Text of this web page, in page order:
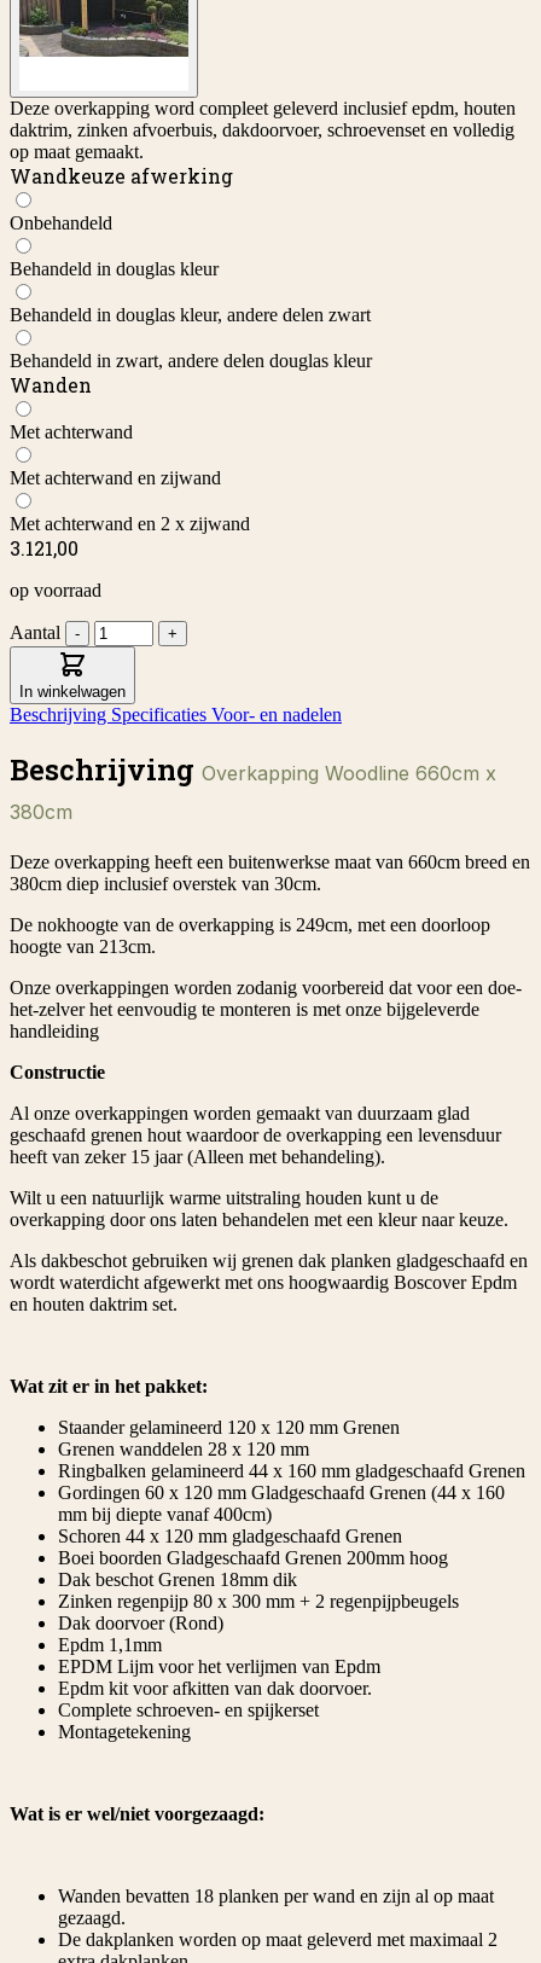
Deze overkapping word compleet geleverd inclusief epdm, houten
daktrim, zinken afvoerbuis, dakdoorvoer, schroevenset en volledig
op maat gemaakt.
Wandkeuze afwerking
Onbehandeld
Behandeld in douglas kleur
Behandeld in douglas kleur, andere delen zwart
Behandeld in zwart, andere delen douglas kleur
Wanden
Met achterwand
Met achterwand en zijwand
Met achterwand en 2 x zijwand
3.121,00
op voorraad
Aantal - +
In winkelwagen
Beschrijving Specificaties Voor- en nadelen
Beschrijving Overkapping Woodline 660cm x
380cm
Deze overkapping heeft een buitenwerkse maat van 660cm breed en
380cm diep inclusief overstek van 30cm.
De nokhoogte van de overkapping is 249cm, met een doorloop
hoogte van 213cm.
Onze overkappingen worden zodanig voorbereid dat voor een doe-
het-zelver het eenvoudig te monteren is met onze bijgeleverde
handleiding
Constructie
Al onze overkappingen worden gemaakt van duurzaam glad
geschaafd grenen hout waardoor de overkapping een levensduur
heeft van zeker 15 jaar (Alleen met behandeling).
Wilt u een natuurlijk warme uitstraling houden kunt u de
overkapping door ons laten behandelen met een kleur naar keuze.
Als dakbeschot gebruiken wij grenen dak planken gladgeschaafd en
wordt waterdicht afgewerkt met ons hoogwaardig Boscover Epdm
en houten daktrim set.
Wat zit er in het pakket:
Staander gelamineerd 120 x 120 mm Grenen
Grenen wanddelen 28 x 120 mm
Ringbalken gelamineerd 44 x 160 mm gladgeschaafd Grenen
Gordingen 60 x 120 mm Gladgeschaafd Grenen (44 x 160
mm bij diepte vanaf 400cm)
Schoren 44 x 120 mm gladgeschaafd Grenen
Boei boorden Gladgeschaafd Grenen 200mm hoog
Dak beschot Grenen 18mm dik
Zinken regenpijp 80 x 300 mm + 2 regenpijpbeugels
Dak doorvoer (Rond)
Epdm 1,1mm
EPDM Lijm voor het verlijmen van Epdm
Epdm kit voor afkitten van dak doorvoer.
Complete schroeven- en spijkerset
Montagetekening
Wat is er wel/niet voorgezaagd:
Wanden bevatten 18 planken per wand en zijn al op maat
gezaagd.
De dakplanken worden op maat geleverd met maximaal 2